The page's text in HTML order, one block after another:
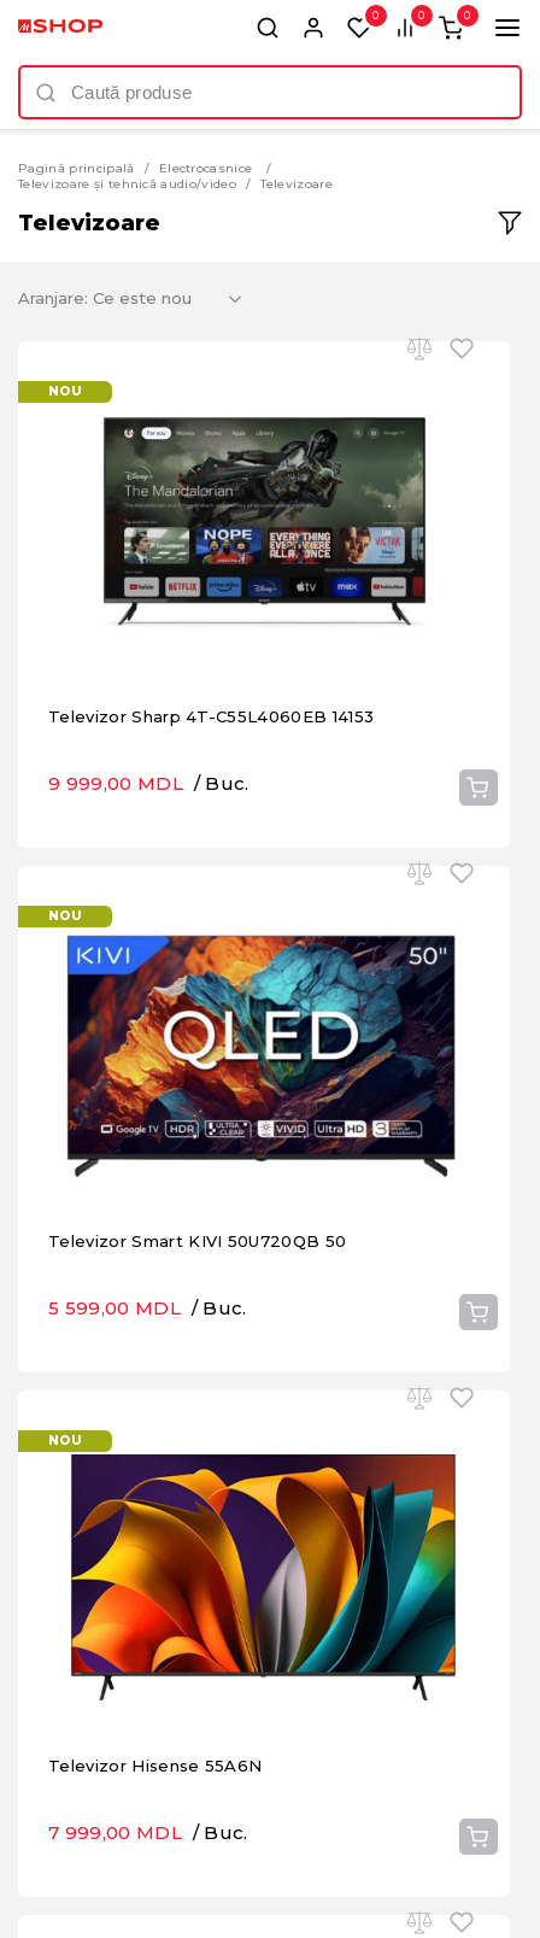
0 0 0
Pagină principală
Electrocasnice
Televizoare și tehnică audio/video
Televizoare
Televizoare
Aranjare:
NOU
Televizor Sharp 4T-C55L4060EB 14153
9 999,00 MDL / Buc.
NOU
Televizor Smart KIVI 50U720QB 50
5 599,00 MDL / Buc.
NOU
Televizor Hisense 55A6N
7 999,00 MDL / Buc.